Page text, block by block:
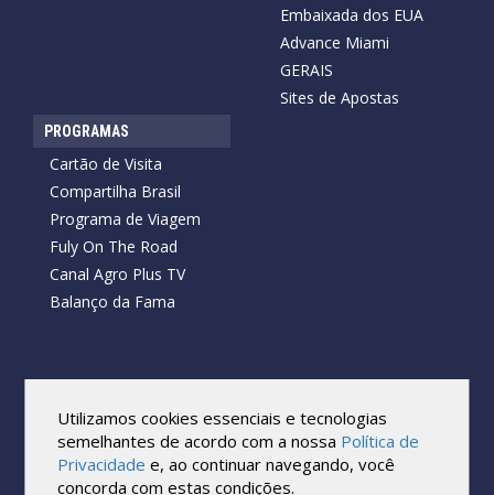
Embaixada dos EUA
Advance Miami
GERAIS
Sites de Apostas
PROGRAMAS
Cartão de Visita
Compartilha Brasil
Programa de Viagem
Fuly On The Road
Canal Agro Plus TV
Balanço da Fama
Todos os direitos reservados.
Reprodução no todo ou em parte sob qualquer forma ou meio,
sem expressa autorização por escrito do Cartão de Visita, é
proibida.
As marcas e imagens utilizadas no projeto são os direitos autorais
Utilizamos cookies essenciais e tecnologias
semelhantes de acordo com a nossa Política de
Privacidade e, ao continuar navegando, você
concorda com estas condições.